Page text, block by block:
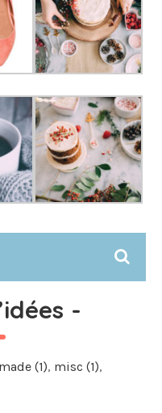
-
(1) misc (1)